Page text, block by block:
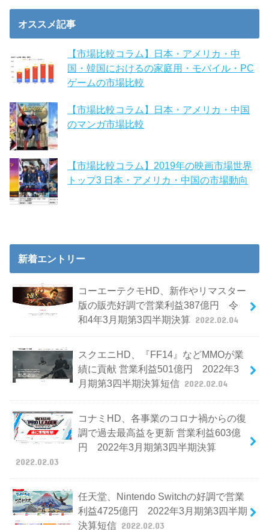
オススメ記事
【市場比較コラム】日本・アメリカ・中
国・韓国におけるの家庭用・モバイル・PC
ゲームの市場比較
【市場比較コラム】日本・アメリカ・中国
のマンガ市場比較
【市場比較コラム】2019年の映画市場世界
トップ3 日本・アメリカ・中国の市場動向
新着エントリー
コーエーテクモHD、新作やリマスター
版の販売好調で営業利益387億円 令
和4年3月期第3四半期決算 2022.02.04
スクエニHD、『FF14』などMMOが業
績に貢献 営業利益501億円 2022年3
月期第3四半期決算短信 2022.02.04
コナミHD、各事業のコロナ禍からの復
調で過去最高益を更新 営業利益603億
円 2022年3月期第3四半期決算
2022.02.03
任天堂、Nintendo Switchの好調で営業
利益4725億円 2022年3月期第3四半期
決算短信 2022.02.03